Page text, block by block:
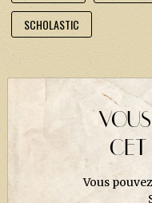
SCHOLASTIC
CET
Vous